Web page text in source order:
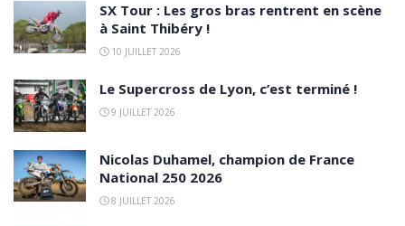
SX Tour : Les gros bras rentrent en scène
à Saint Thibéry !
10 JUILLET 2026
Le Supercross de Lyon, c’est terminé !
9 JUILLET 2026
Nicolas Duhamel, champion de France
National 250 2026
8 JUILLET 2026